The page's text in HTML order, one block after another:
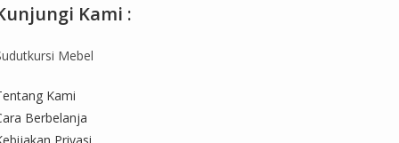
Kami :
Mebel
Kami
Berbelanja
Privasi